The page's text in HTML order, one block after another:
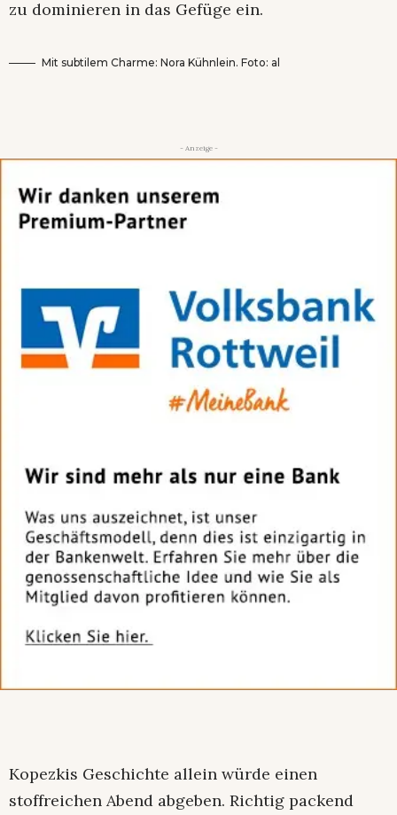
zu dominieren in das Gefüge ein.
Mit subtilem Charme: Nora Kühnlein. Foto: al
- Anzeige -
Kopezkis Geschichte allein würde einen
stoffreichen Abend abgeben. Richtig packend